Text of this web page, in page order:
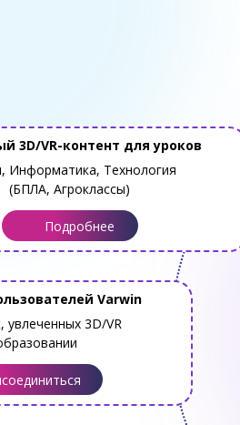
Информатика, Технология
(БПЛА, Агроклассы)
3D/VR-контент для уроков
Подробнее
увлеченных 3D/VR
Varwin